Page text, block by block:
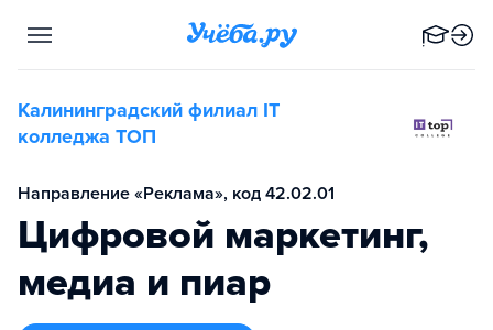
Калининградский филиал IT
колледжа TOП
Направление «Реклама», код 42.02.01
Цифровой маркетинг,
медиа и пиар